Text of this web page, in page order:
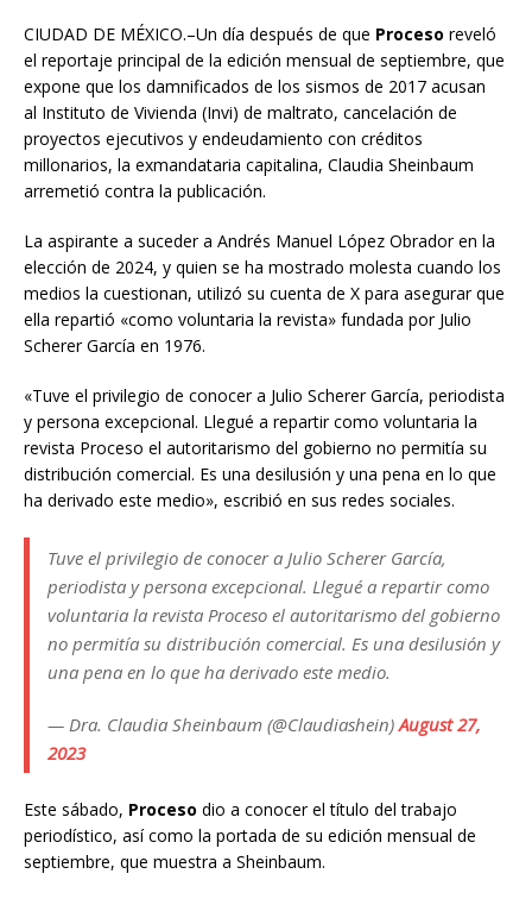
CIUDAD DE MÉXICO.–Un día después de que Proceso reveló
el reportaje principal de la edición mensual de septiembre, que
expone que los damnificados de los sismos de 2017 acusan
al Instituto de Vivienda (Invi) de maltrato, cancelación de
proyectos ejecutivos y endeudamiento con créditos
millonarios, la exmandataria capitalina, Claudia Sheinbaum
arremetió contra la publicación.
La aspirante a suceder a Andrés Manuel López Obrador en la
elección de 2024, y quien se ha mostrado molesta cuando los
medios la cuestionan, utilizó su cuenta de X para asegurar que
ella repartió «como voluntaria la revista» fundada por Julio
Scherer García en 1976.
«Tuve el privilegio de conocer a Julio Scherer García, periodista
y persona excepcional. Llegué a repartir como voluntaria la
revista Proceso el autoritarismo del gobierno no permitía su
distribución comercial. Es una desilusión y una pena en lo que
ha derivado este medio», escribió en sus redes sociales.
Tuve el privilegio de conocer a Julio Scherer García,
periodista y persona excepcional. Llegué a repartir como
voluntaria la revista Proceso el autoritarismo del gobierno
no permitía su distribución comercial. Es una desilusión y
una pena en lo que ha derivado este medio.
— Dra. Claudia Sheinbaum (@Claudiashein)August 27,
2023
Este sábado, Proceso dio a conocer el título del trabajo
periodístico, así como la portada de su edición mensual de
septiembre, que muestra a Sheinbaum.